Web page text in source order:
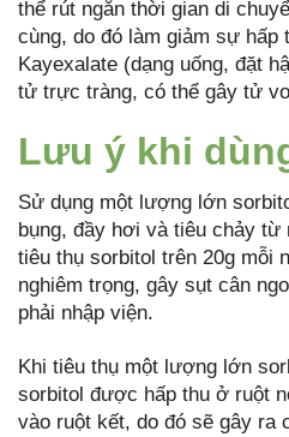
thể rút ngắn thời gian di
cùng, do đó làm giảm sự hấp
Kayexalate (dạng uống, đặt
tử trực tràng, có thể gây tử
Lưu ý khi
Sử dụng một lượng lớn
bụng, đầy hơi và tiêu chảy từ
tiêu thụ sorbitol trên 20g mỗi
nghiêm trọng, gây sụt cân
phải nhập viện.
Khi tiêu thụ một lượng lớn
sorbitol được hấp thu ở ruột
vào ruột kết, do đó sẽ gây ra